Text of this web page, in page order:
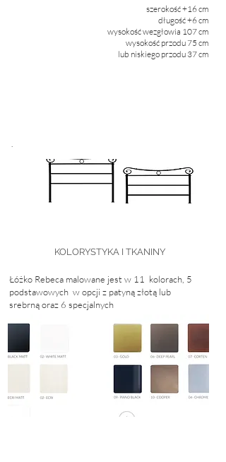
.
szerokość +16 cm
długość +6 cm
wysokość wezgłowia 107 cm
wysokość przodu 75 cm
lub niskiego przodu 37 cm
KOLORYSTYKA I TKANINY
Łóżko Rebeca malowane jest w 11 kolorach, 5
podstawowych w opcji z patyną złotą lub
srebrnąoraz 6 specjalnych